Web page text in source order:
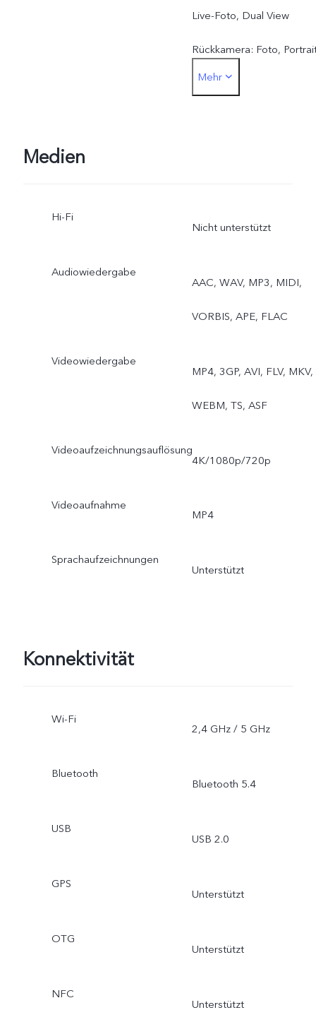
Live-Foto, Dual View
Rückkamera: Foto,
Nacht, Video, Mikrofilm,
Live-Foto, Dual View
Mehr
Medien
Hi-Fi
Nicht unterstützt
Audiowiedergabe
AAC, WAV, MP3, MIDI,
VORBIS, APE, FLAC
Videowiedergabe
MP4, 3GP, AVI, FLV, MKV,
WEBM, TS, ASF
Videoaufzeichnungsauflösung
4K/1080p/720p
Videoaufnahme
MP4
Sprachaufzeichnungen
Unterstützt
Konnektivität
Wi-Fi
2,4 GHz / 5 GHz
Bluetooth
Bluetooth 5.4
USB
USB 2.0
GPS
Unterstützt
OTG
Unterstützt
NFC
Unterstützt